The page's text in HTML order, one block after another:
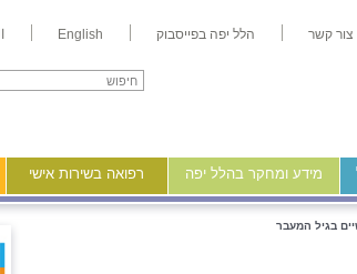
צור קשר הלל יפה בפייסבוק English
מידע ומחקר בהלל יפה רפואה בשירות אישי
בגיל המעבר